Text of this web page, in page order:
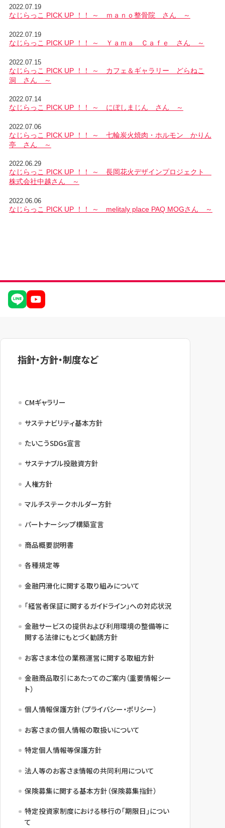
2022.07.19
なじらっこ PICK UP ！！ ～ ｍａｎｏ整骨院 さん ～
2022.07.19
なじらっこ PICK UP ！！ ～ Ｙａｍａ Ｃａｆｅ さん ～
2022.07.15
なじらっこ PICK UP ！！ ～ カフェ＆ギャラリー どらねこ
洞 さん ～
2022.07.14
なじらっこ PICK UP ！！ ～ にぼしまじん さん ～
2022.07.06
なじらっこ PICK UP ！！ ～ 七輪炭火焼肉・ホルモン かりん
亭 さん ～
2022.06.29
なじらっこ PICK UP ！！ ～ 長岡花火デザインプロジェクト
株式会社中越さん ～
2022.06.06
なじらっこ PICK UP ！！ ～ melitaly place PAQ MOGさん ～
指針・方針・制度など
CMギャラリー
サステナビリティ基本方針
たいこうSDGs宣言
サステナブル投融資方針
人権方針
マルチステークホルダー方針
パートナーシップ構築宣言
商品概要説明書
各種規定等
金融円滑化に関する取り組みについて
「経営者保証に関するガイドライン」への対応状況
金融サービスの提供および利用環境の整備等に
関する法律にもとづく勧誘方針
お客さま本位の業務運営に関する取組方針
金融商品取引にあたってのご案内（重要情報シー
ト）
個人情報保護方針（プライバシー・ポリシー）
お客さまの個人情報の取扱いについて
特定個人情報等保護方針
法人等のお客さま情報の共同利用について
保険募集に関する基本方針（保険募集指針）
特定投資家制度における移行の「期限日」につい
て